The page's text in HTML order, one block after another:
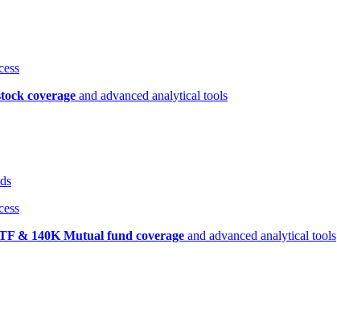
coverage and advanced analytical tools
& 140K Mutual fund coverage and advanced analytical tools